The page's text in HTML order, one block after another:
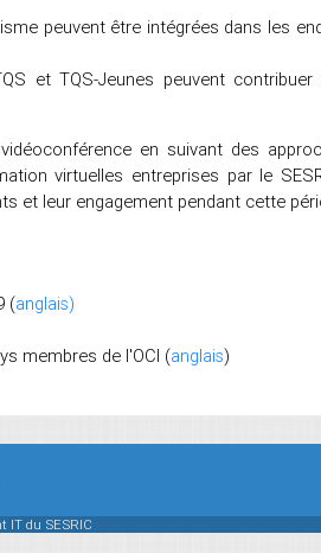
peuvent être intégrées dans les
et TQS-Jeunes peuvent
en suivant des
virtuelles entreprises par le
et leur engagement pendant cette
(anglais)
membres de l'OCI (anglais)
IT du SESRIC